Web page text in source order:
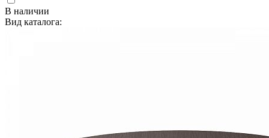
В наличии
Вид каталога: